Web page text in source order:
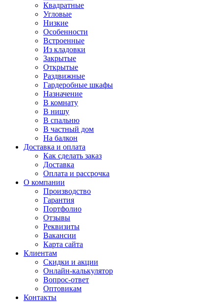
Квадратные
Угловые
Низкие
Особенности
Встроенные
Из кладовки
Закрытые
Открытые
Раздвижные
Гардеробные шкафы
Назначение
В комнату
В нишу
В спальню
В частный дом
На балкон
Доставка и оплата
Как сделать заказ
Доставка
Оплата и рассрочка
О компании
Производство
Гарантия
Портфолио
Отзывы
Реквизиты
Вакансии
Карта сайта
Клиентам
Скидки и акции
Онлайн-калькулятор
Вопрос-ответ
Оптовикам
Контакты